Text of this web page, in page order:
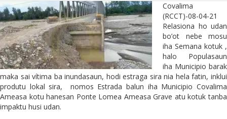
Covalima
(RCCT)-08-04-21
Relasiona ho udan
bo’ot nebe mosu
iha Semana kotuk ,
halo Populasaun
iha Municipio barak
maka sai vítima ba inundasaun, hodi estraga sira nia hela fatin, inklui
produtu lokal sira, nomos Estrada balun iha Municipio Covalima
Ameasa kotu hanesan Ponte Lomea Ameasa Grave atu kotuk tanba
impaktu husi udan.